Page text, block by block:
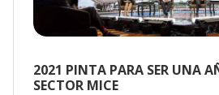
2021 PINTA PARA SER UNA
SECTOR MICE